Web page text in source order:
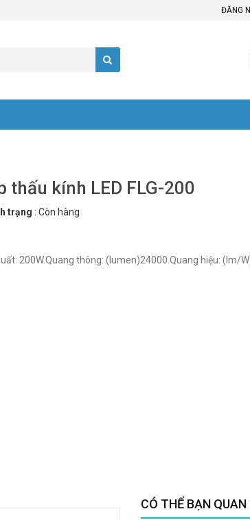
ĐĂNG
thấu kính LED FLG-200
trạng : Còn hàng
Mã hàng: LED FLG-200.Công suất: 200W.Quang
CÓ THỂ BẠN